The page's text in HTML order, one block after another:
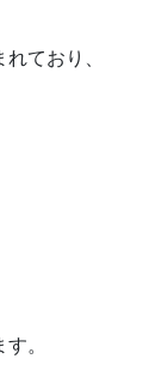
ており、
。